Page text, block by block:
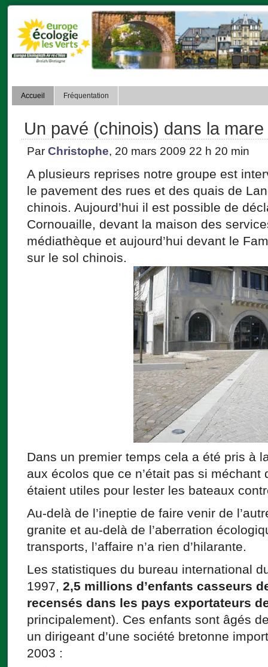
Accueil Fréquentation
Un pavé (chinois) dans la mare
Par Christophe, 20 mars 2009 22 h 20 min
A plusieurs reprises notre groupe est
le pavement des rues et des quais de
chinois. Aujourd’hui il est possible de
Cornouaille, devant la maison des
médiathèque et aujourd’hui devant le
sur le sol chinois.
Dans un premier temps cela a été pris à
aux écolos que ce n’était pas si méchant
étaient utiles pour lester les bateaux
Au-delà de l’ineptie de faire venir de
granite et au-delà de l’aberration
transports, l’affaire n’a rien d’hilarante.
Les statistiques du bureau international
1997, 2,5 millions d’enfants casseurs
recensés dans les pays exportateurs
principalement). Ces enfants sont âgés
un dirigeant d’une société bretonne
2003 :